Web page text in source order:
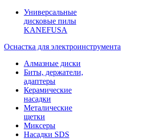
Универсальные
дисковые пилы
KANEFUSA
Оснастка для электроинструмента
Алмазные диски
Биты, держатели,
адаптеры
Керамические
насадки
Металические
щетки
Миксеры
Насадки SDS